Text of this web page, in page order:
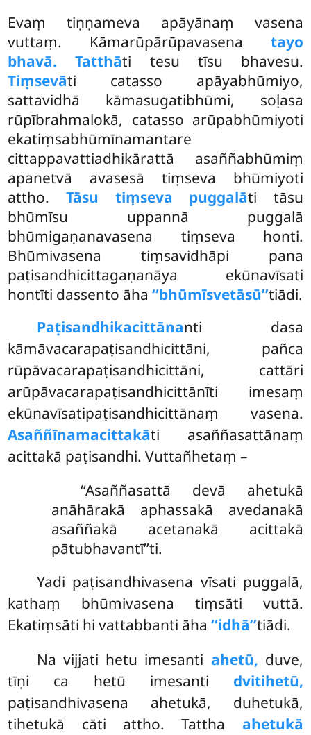
Evaṃtiṇṇameva apāyānaṃ vasena
vuttaṃ. Kāmarūpārūpavasena tayo
bhavā. Tatthāti tesu tīsu bhavesu.
Tiṃsevāti catasso apāyabhūmiyo,
sattavidhā kāmasugatibhūmi, soḷasa
rūpībrahmalokā, catasso arūpabhūmiyoti
ekatiṃsabhūmīnamantare
cittappavattiadhikārattā asaññabhūmiṃ
apanetvā avasesā tiṃseva bhūmiyoti
attho. Tāsu tiṃseva puggalāti tāsu
bhūmīsu uppannā puggalā
bhūmigaṇanavasena tiṃseva honti.
Bhūmivasena tiṃsavidhāpi pana
paṭisandhicittagaṇanāya ekūnavīsati
hontīti dassento āha‘‘bhūmīsvetāsū’’tiādi.
Paṭisandhikacittānanti dasa
kāmāvacarapaṭisandhicittāni, pañca
rūpāvacarapaṭisandhicittāni, cattāri
arūpāvacarapaṭisandhicittānīti imesaṃ
ekūnavīsatipaṭisandhicittānaṃ vasena.
Asaññīnamacittakāti asaññasattānaṃ
acittakā paṭisandhi. Vuttañhetaṃ –
‘‘Asaññasattā devā ahetukā
anāhārakā aphassakā avedanakā
asaññakā acetanakā acittakā
pātubhavantī’’ti.
Yadi paṭisandhivasena vīsati puggalā,
kathaṃ bhūmivasena tiṃsāti vuttā.
Ekatiṃsāti hi vattabbanti āha‘‘idhā’’tiādi.
Na vijjati hetu imesanti ahetū, duve,
tīṇi ca hetū imesanti dvitihetū,
paṭisandhivasena ahetukā, duhetukā,
tihetukā cāti attho. Tattha ahetukā